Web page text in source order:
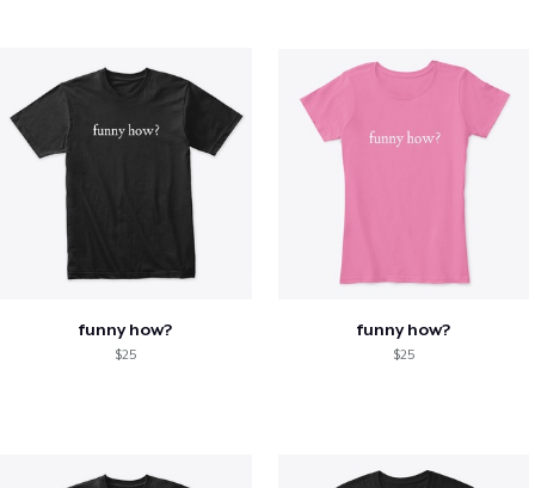
funny how?
$25
funny how?
$25